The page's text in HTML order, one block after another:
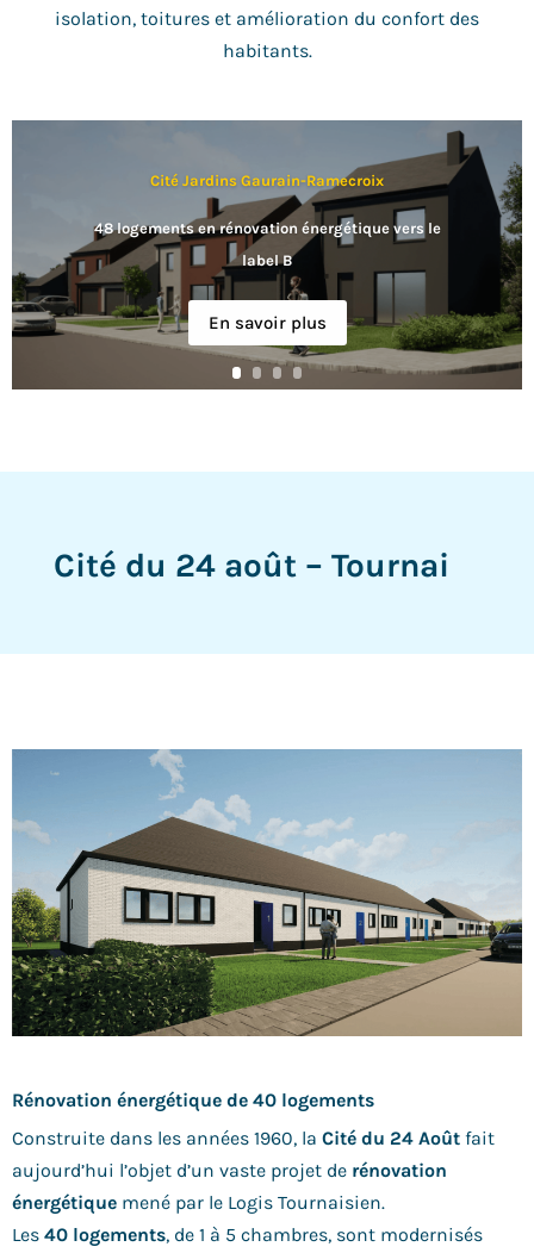
isolation, toitures et amélioration du confort des
habitants.
Cité Jardins Gaurain-Ramecroix
48 logements en rénovation énergétique vers le
label B
En savoir plus
Cité du 24 août – Tournai
Rénovation énergétique de 40 logements
Construite dans les années 1960, la Cité du 24 Août fait
aujourd’hui l’objet d’un vaste projet de rénovation
énergétique mené par le Logis Tournaisien.
Les 40 logements, de 1 à 5 chambres, sont modernisés